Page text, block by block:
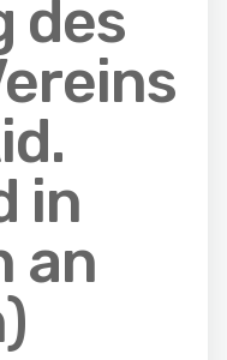
des
in
an